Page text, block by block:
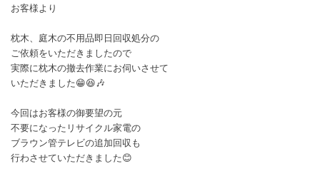
お客様より
枕木、庭木の不用品即日回収処分の
ご依頼をいただきましたので
実際に枕木の撤去作業にお伺いさせて
いただきました😁😆🎶
今回はお客様の御要望の元
不要になったリサイクル家電の
ブラウン管テレビの追加回収も
行わさせていただきました😊